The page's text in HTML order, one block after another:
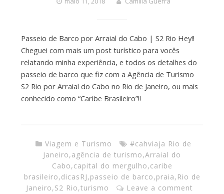
Passeio de Barco por Arraial do Cabo | S2 Rio Hey!!
Cheguei com mais um post turístico para vocês
relatando minha experiência, e todos os detalhes do
passeio de barco que fiz com a Agência de Turismo
S2 Rio por Arraial do Cabo no Rio de Janeiro, ou mais
conhecido como “Caribe Brasileiro”!!
Viagem e Turismo
#cahviaja Rio de
Janeiro,agência de turismo,Arraial do
Cabo,capital do mergulho,caribe
brasileiro,dicasRJ,passeio de barco,praia, Rio de
Janeiro,S2 Rio,turismo Leave a comment